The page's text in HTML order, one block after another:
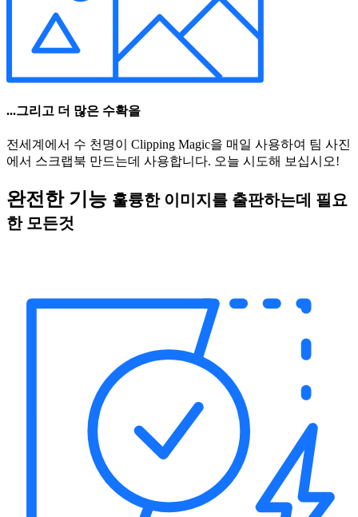
...그리고 더 많은 수확을
전세계에서 수 천명이 Clipping Magic을 매일 사용하여 팀 사진
에서 스크랩북 만드는데 사용합니다. 오늘 시도해 보십시오!
완전한 기능 훌륭한 이미지를 출판하는데 필요
한 모든것